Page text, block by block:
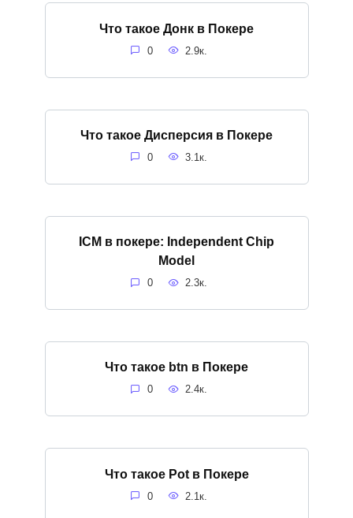
Что такое Донк в Покере
0 2.9к.
Что такое Дисперсия в Покере
0 3.1к.
ICM в покере: Independent Chip
Model
0 2.3к.
Что такое btn в Покере
0 2.4к.
Что такое Pot в Покере
0 2.1к.